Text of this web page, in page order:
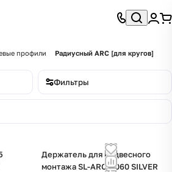
профили Радиусный ARC [для кругов]
Фильтры
Держатель для подвесного
монтажа SL-ARC-5060 SILVER